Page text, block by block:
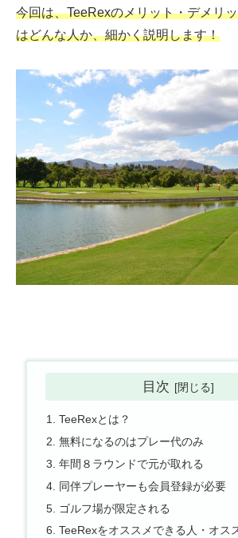
今回は、TeeRexのメリット・デメリ
はどんな人か、細かく説明します！
目次
TeeRexとは？
無料になるのはプレー代のみ
年間８ラウンドで元が取れる
同伴プレーヤーも会員登録が必要
ゴルフ場が限定される
TeeRexをオススメできる人・オス